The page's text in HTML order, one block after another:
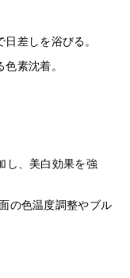
差しを浴びる。
素沈着。
し、美白効果を強
の色温度調整やブル